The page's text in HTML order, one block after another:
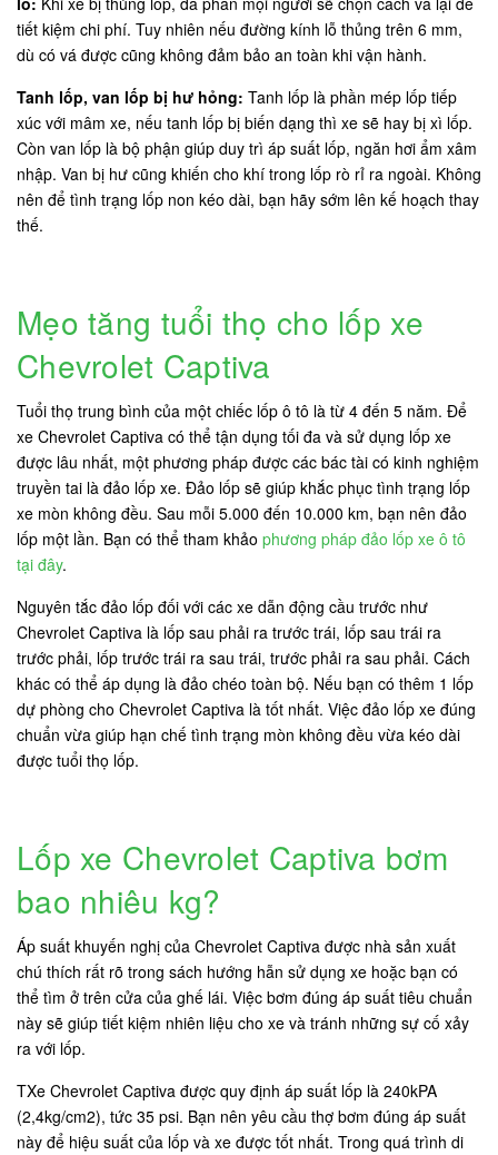
tiết kiệm chi phí. Tuy nhiên nếu đường kính lỗ thủng trên 6 mm,
dù có vá được cũng không đảm bảo an toàn khi vận hành.
Tanh lốp, van lốp bị hư hỏng: Tanh lốp là phần mép lốp tiếp
xúc với mâm xe, nếu tanh lốp bị biến dạng thì xe sẽ hay bị xì lốp.
Còn van lốp là bộ phận giúp duy trì áp suất lốp, ngăn hơi ẩm xâm
nhập. Van bị hư cũng khiến cho khí trong lốp rò rỉ ra ngoài. Không
nên để tình trạng lốp non kéo dài, bạn hãy sớm lên kế hoạch thay
thế.
Mẹo tăng tuổi thọ cho lốp xe
Chevrolet Captiva
Tuổi thọ trung bình của một chiếc lốp ô tô là từ 4 đến 5 năm. Để
xe Chevrolet Captiva có thể tận dụng tối đa và sử dụng lốp xe
được lâu nhất, một phương pháp được các bác tài có kinh nghiệm
truyền tai là đảo lốp xe. Đảo lốp sẽ giúp khắc phục tình trạng lốp
xe mòn không đều. Sau mỗi 5.000 đến 10.000 km, bạn nên đảo
lốp một lần. Bạn có thể tham khảo phương pháp đảo lốp xe ô tô
tại đây.
Nguyên tắc đảo lốp đối với các xe dẫn động cầu trước như
Chevrolet Captiva là lốp sau phải ra trước trái, lốp sau trái ra
trước phải, lốp trước trái ra sau trái, trước phải ra sau phải. Cách
khác có thể áp dụng là đảo chéo toàn bộ. Nếu bạn có thêm 1 lốp
dự phòng cho Chevrolet Captiva là tốt nhất. Việc đảo lốp xe đúng
chuẩn vừa giúp hạn chế tình trạng mòn không đều vừa kéo dài
được tuổi thọ lốp.
Lốp xe Chevrolet Captiva bơm
bao nhiêu kg?
Áp suất khuyến nghị của Chevrolet Captiva được nhà sản xuất
chú thích rất rõ trong sách hướng hẫn sử dụng xe hoặc bạn có
thể tìm ở trên cửa của ghế lái. Việc bơm đúng áp suất tiêu chuẩn
này sẽ giúp tiết kiệm nhiên liệu cho xe và tránh những sự cố xảy
ra với lốp.
TXe Chevrolet Captiva được quy định áp suất lốp là 240kPA
(2,4kg/cm2), tức 35 psi. Bạn nên yêu cầu thợ bơm đúng áp suất
này để hiệu suất của lốp và xe được tốt nhất. Trong quá trình di